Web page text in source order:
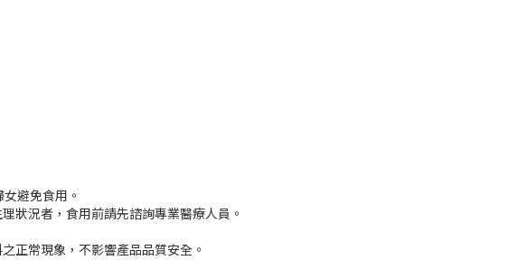
避免食用。
狀況者，食用前請先諮詢專業醫療人員。
正常現象，不影響產品品質安全。